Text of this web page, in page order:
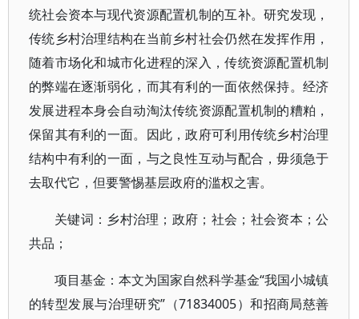
统社会资本与现代资源配置机制的互补。研究发现，
传统乡村治理结构在当前乡村社会仍然在发挥作用，
随着市场化和城市化进程的深入，传统资源配置机制
的弊端在逐渐弱化，而其有利的一面依然保持。经济
发展进程本身会自动淘汰传统资源配置机制的糟粕，
保留其有利的一面。因此，政府可利用传统乡村治理
结构中有利的一面，与之良性互动与配合，毋须急于
去取代它，但要警惕基层政府的滥权之害。
关键词：乡村治理；政府；社会；社会资本；公
共品；
项目基金：本文为国家自然科学基金“我国小城镇
的转型发展与治理研究”（71834005）和招商局慈善